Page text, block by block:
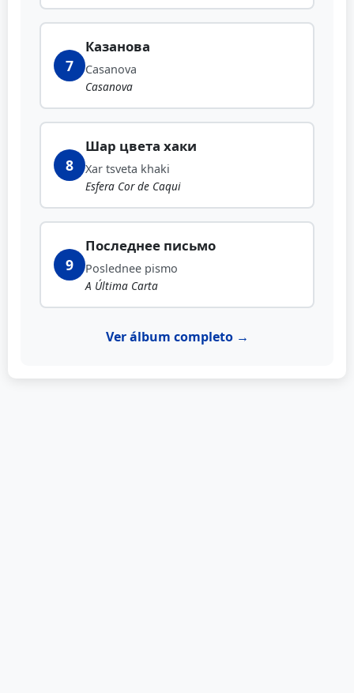
7
Казанова
Casanova
Casanova
8
Шар цвета хаки
Xar tsveta khaki
Esfera Cor de Caqui
9
Последнее письмо
Poslednee pismo
A Última Carta
Ver álbum completo →